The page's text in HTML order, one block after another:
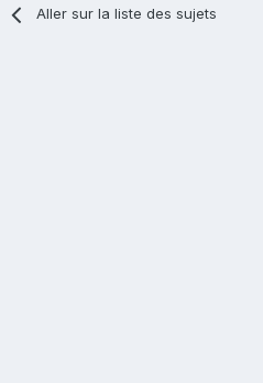
Aller sur la liste des sujets